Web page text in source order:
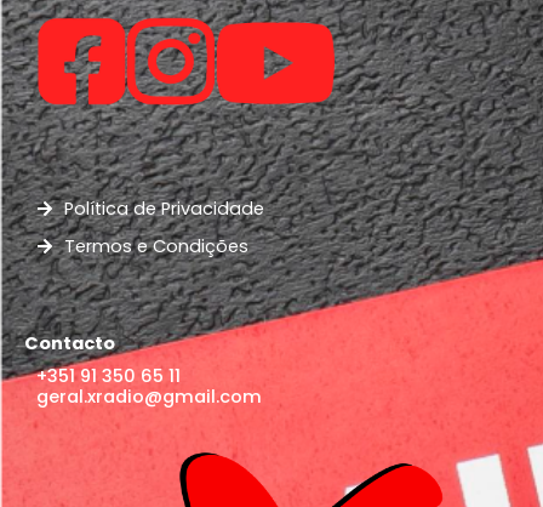
Política de Privacidade
Termos e Condições
Contacto
+351 91 350 65 11
geral.xradio@gmail.com